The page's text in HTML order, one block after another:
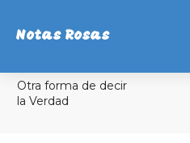
Notas Rosas
Otra forma de decir
la Verdad